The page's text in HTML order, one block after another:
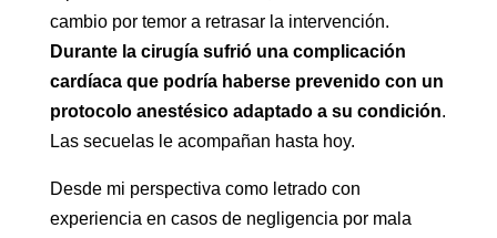
cambio por temor a retrasar la intervención.
Durante la cirugía sufrió una complicación
cardíaca que podría haberse prevenido con un
protocolo anestésico adaptado a su condición.
Las secuelas le acompañan hasta hoy.
Desde mi perspectiva como letrado con
experiencia en casos de negligencia por mala